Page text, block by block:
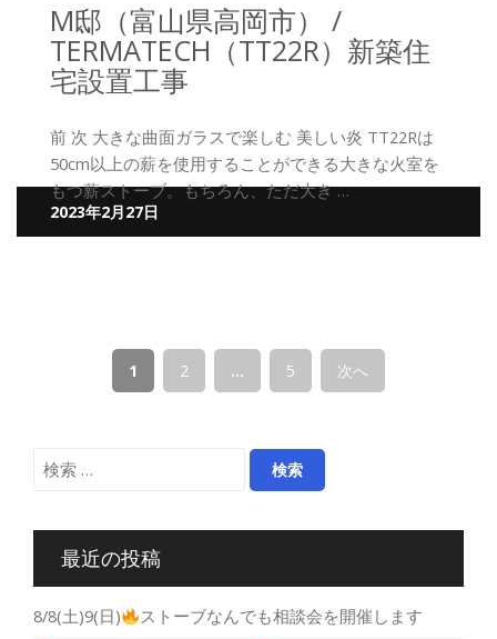
M邸（富山県高岡市） /
TERMATECH（TT22R）新築住
宅設置工事
前 次 大きな曲面ガラスで楽しむ 美しい炎 TT22Rは
50cm以上の薪を使用することができる大きな火室を
もつ薪ストーブ。もちろん、ただ大き …
2023年2月27日
1 2 … 5 次へ
最近の投稿
8/8(土)9(日)
ストーブなんでも相談会を開催します